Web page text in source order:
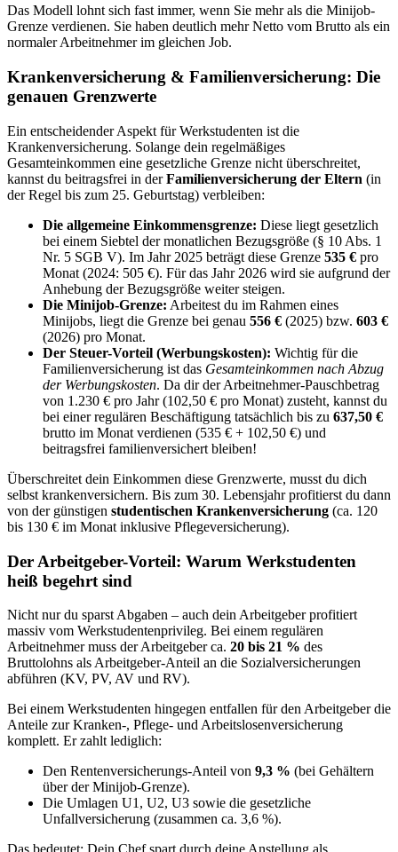
Das Modell lohnt sich fast immer, wenn Sie mehr als die Minijob-
Grenze verdienen. Sie haben deutlich mehr Netto vom Brutto als ein
normaler Arbeitnehmer im gleichen Job.
Krankenversicherung & Familienversicherung: Die
genauen Grenzwerte
Ein entscheidender Aspekt für Werkstudenten ist die
Krankenversicherung. Solange dein regelmäßiges
Gesamteinkommen eine gesetzliche Grenze nicht überschreitet,
kannst du beitragsfrei in derFamilienversicherung der Eltern (in
der Regel bis zum 25. Geburtstag) verbleiben:
Die allgemeine Einkommensgrenze: Diese liegt gesetzlich
bei einem Siebtel der monatlichen Bezugsgröße (§ 10 Abs. 1
Nr. 5 SGB V). Im Jahr 2025 beträgt diese Grenze 535 € pro
Monat (2024: 505 €). Für das Jahr 2026 wird sie aufgrund der
Anhebung der Bezugsgröße weiter steigen.
Die Minijob-Grenze: Arbeitest du im Rahmen eines
Minijobs, liegt die Grenze bei genau 556 € (2025) bzw. 603 €
(2026) pro Monat.
Der Steuer-Vorteil (Werbungskosten): Wichtig für die
Familienversicherung ist das Gesamteinkommen nach Abzug
der Werbungskosten. Da dir der Arbeitnehmer-Pauschbetrag
von 1.230 € pro Jahr (102,50 € pro Monat) zusteht, kannst du
bei einer regulären Beschäftigung tatsächlich bis zu 637,50 €
brutto im Monat verdienen (535 € + 102,50 €) und
beitragsfrei familienversichert bleiben!
Überschreitet dein Einkommen diese Grenzwerte, musst du dich
selbst krankenversichern. Bis zum 30. Lebensjahr profitierst du dann
von der günstigen studentischen Krankenversicherung (ca. 120
bis 130 € im Monat inklusive Pflegeversicherung).
Der Arbeitgeber-Vorteil: Warum Werkstudenten
heiß begehrt sind
Nicht nur du sparst Abgaben – auch dein Arbeitgeber profitiert
massiv vom Werkstudentenprivileg. Bei einem regulären
Arbeitnehmer muss der Arbeitgeber ca. 20 bis 21 % des
Bruttolohns als Arbeitgeber-Anteil an die Sozialversicherungen
abführen (KV, PV, AV und RV).
Bei einem Werkstudenten hingegen entfallen für den Arbeitgeber die
Anteile zur Kranken-, Pflege- und Arbeitslosenversicherung
komplett. Er zahlt lediglich:
Den Rentenversicherungs-Anteil von 9,3 % (bei Gehältern
über der Minijob-Grenze).
Die Umlagen U1, U2, U3 sowie die gesetzliche
Unfallversicherung (zusammen ca. 3,6 %).